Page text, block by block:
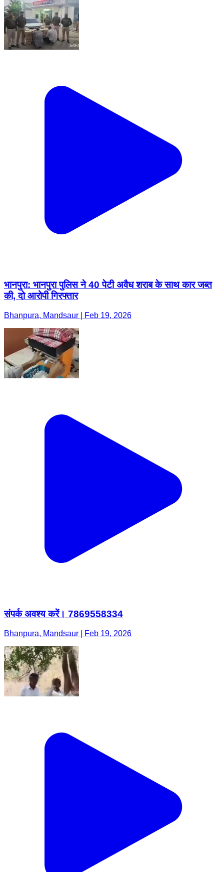
भानपुरा: भानपुरा पुलिस ने 40 पेटी अवैध शराब के साथ कार जब्त
की, दो आरोपी गिरफ्तार
Bhanpura, Mandsaur | Feb 19, 2026
संपर्क अवश्य करें। 7869558334
Bhanpura, Mandsaur | Feb 19, 2026